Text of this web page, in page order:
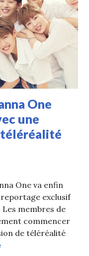
One
une
téléréalité
One va enfin
exclusif
Les membres de
commencer
de téléréalité
Le grand retour de